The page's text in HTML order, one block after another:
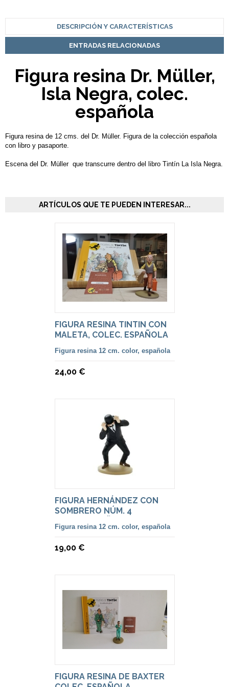
DESCRIPCIÓN Y CARACTERÍSTICAS
ENTRADAS RELACIONADAS
Figura resina Dr. Müller,
Isla Negra, colec.
española
Figura resina de 12 cms. del Dr. Müller. Figura de la colección española
con libro y pasaporte.
Escena del Dr. Müller que transcurre dentro del libro Tintín La Isla Negra.
ARTÍCULOS QUE TE PUEDEN INTERESAR...
FIGURA RESINA TINTIN CON
MALETA, COLEC. ESPAÑOLA
Figura resina 12 cm. color, española
24,00 €
FIGURA HERNÁNDEZ CON
SOMBRERO NÚM. 4
Figura resina 12 cm. color, española
19,00 €
FIGURA RESINA DE BAXTER